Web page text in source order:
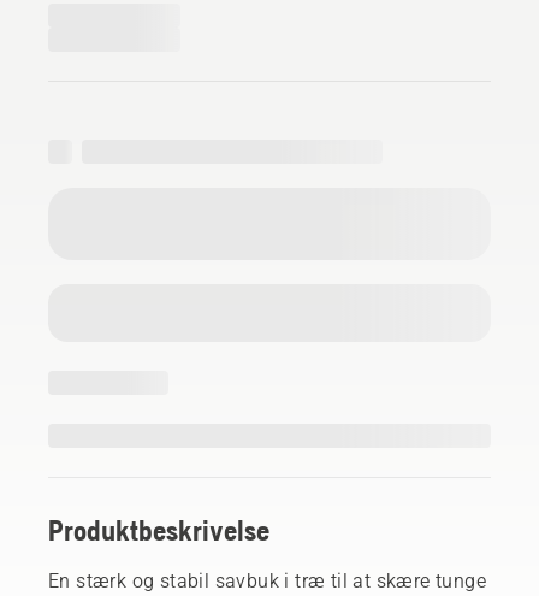
Produktbeskrivelse
En stærk og stabil savbuk i træ til at skære tunge